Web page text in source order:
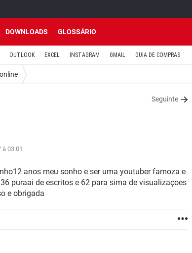
DOWNLOADS GLOSSÁRIO
OUTLOOK EXCEL INSTAGRAM GMAIL GUIA DE COMPRAS
Seguinte
à 03:01
anos meu sonho e ser uma youtuber famoza e
puraai de escritos e 62 para sima de visualizaçoes
e obrigada